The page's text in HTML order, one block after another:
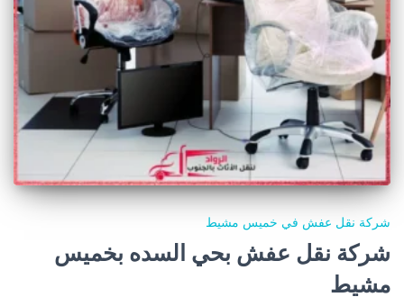
شركة نقل عفش في خميس مشيط
شركة نقل عفش بحي السده بخميس
مشيط